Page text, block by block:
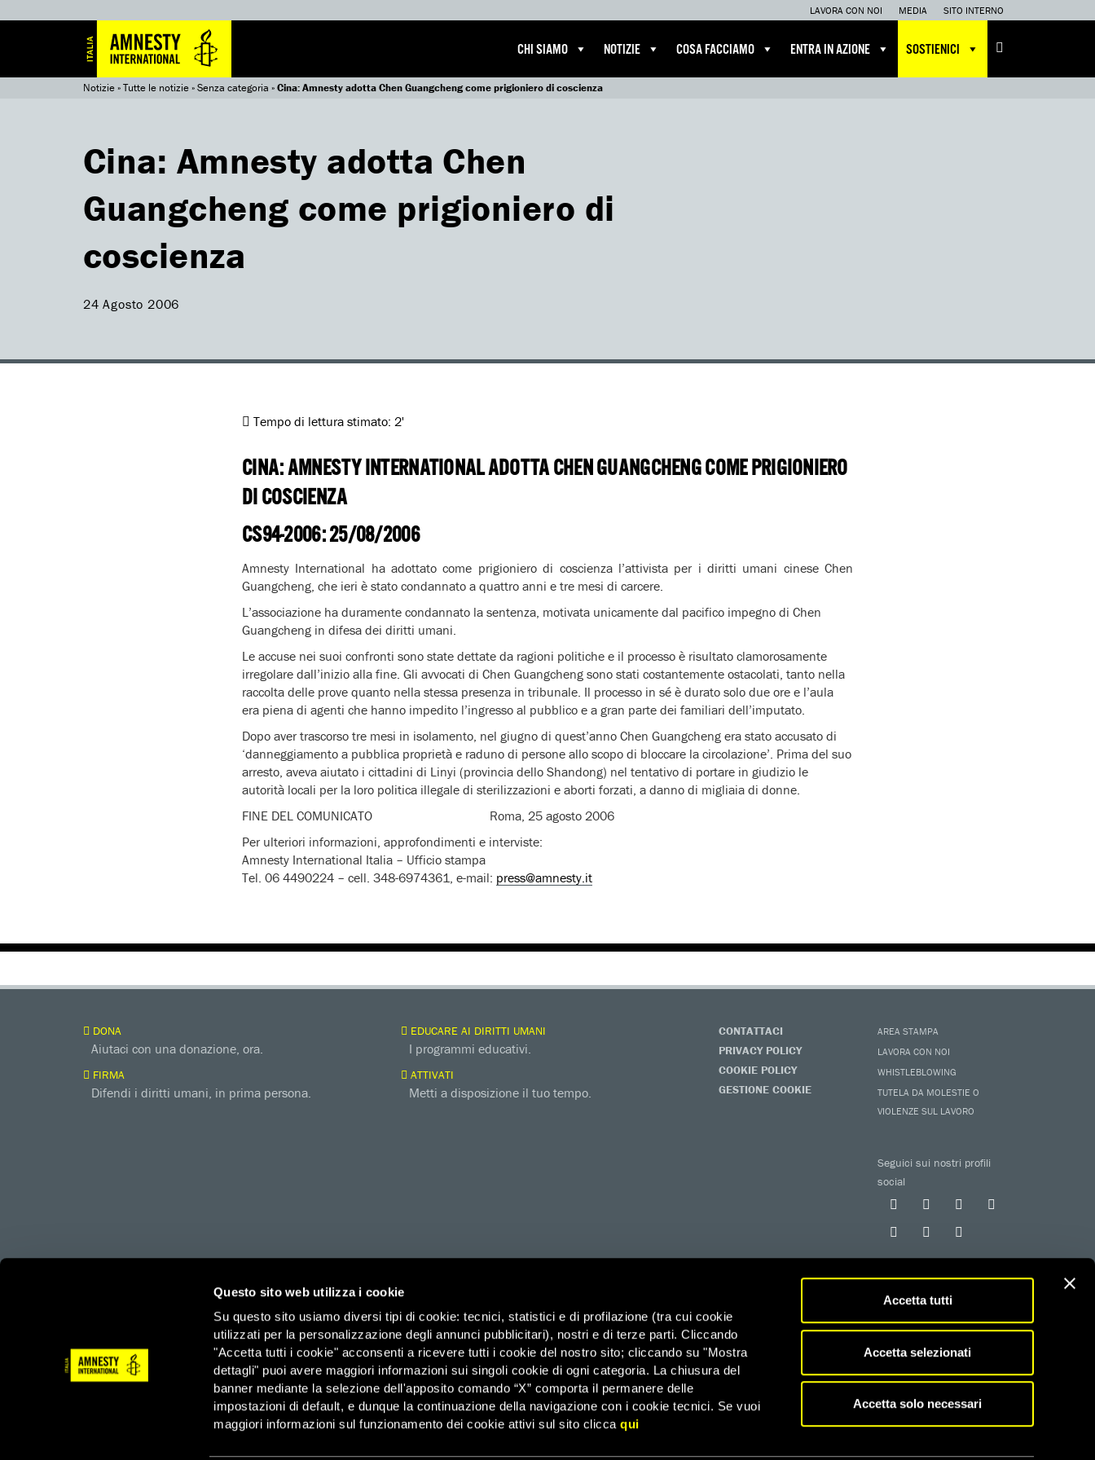
Questo sito web utilizza i cookie
Su questo sito usiamo diversi tipi di cookie: tecnici, statistici e di profilazione (tra cui cookie
utilizzati per la personalizzazione degli annunci pubblicitari), nostri e di terze parti. Cliccando
"Accetta tutti i cookie" acconsenti a ricevere tutti i cookie del nostro sito; cliccando su "Mostra
dettagli" puoi avere maggiori informazioni sui singoli cookie di ogni categoria. La chiusura del
banner mediante la selezione dell'apposito comando “X” comporta il permanere delle
impostazioni di default, e dunque la continuazione della navigazione con i cookie tecnici. Se vuoi
maggiori informazioni sul funzionamento dei cookie attivi sul sito cliccaqui
Accetta tutti
Accetta selezionati
Accetta solo necessari
LAVORA CON NOI MEDIA SITO INTERNO
CHI SIAMO NOTIZIE COSA FACCIAMO ENTRA IN AZIONE SOSTIENICI
Notizie»Tutte le notizie»Senza categoria »Cina: Amnesty adotta Chen Guangcheng come prigioniero di coscienza
Cina: Amnesty adotta Chen
Guangcheng come prigioniero di
coscienza
24 Agosto 2006
Tempo di lettura stimato: 2'
CINA: AMNESTY INTERNATIONAL ADOTTA CHEN GUANGCHENG COME PRIGIONIERO
DI COSCIENZA
CS94-2006: 25/08/2006
Amnesty International ha adottato come prigioniero di coscienza l’attivista per i diritti umani cinese Chen
Guangcheng, che ieri è stato condannato a quattro anni e tre mesi di carcere.
L’associazione ha duramente condannato la sentenza, motivata unicamente dal pacifico impegno di Chen
Guangcheng in difesa dei diritti umani.
Le accuse nei suoi confronti sono state dettate da ragioni politiche e il processo è risultato clamorosamente
irregolare dall’inizio alla fine. Gli avvocati di Chen Guangcheng sono stati costantemente ostacolati, tanto nella
raccolta delle prove quanto nella stessa presenza in tribunale. Il processo in sé è durato solo due ore e l’aula
era piena di agenti che hanno impedito l’ingresso al pubblico e a gran parte dei familiari dell’imputato.
Dopo aver trascorso tre mesi in isolamento, nel giugno di quest’anno Chen Guangcheng era stato accusato di
‘danneggiamento a pubblica proprietà e raduno di persone allo scopo di bloccare la circolazione’. Prima del suo
arresto, aveva aiutato i cittadini di Linyi (provincia dello Shandong) nel tentativo di portare in giudizio le
autorità locali per la loro politica illegale di sterilizzazioni e aborti forzati, a danno di migliaia di donne.
FINE DEL COMUNICATO Roma, 25 agosto 2006
Per ulteriori informazioni, approfondimenti e interviste:
Amnesty International Italia – Ufficio stampa
Tel. 06 4490224 – cell. 348-6974361, e-mail: press@amnesty.it
DONA
Aiutaci con una donazione, ora.
FIRMA
Difendi i diritti umani, in prima persona.
EDUCARE AI DIRITTI UMANI
I programmi educativi.
ATTIVATI
Metti a disposizione il tuo tempo.
CONTATTACI
PRIVACY POLICY
COOKIE POLICY
GESTIONE COOKIE
AREA STAMPA
LAVORA CON NOI
WHISTLEBLOWING
TUTELA DA MOLESTIE O
VIOLENZE SUL LAVORO
Seguici sui nostri profili
social
amnesty.org
Amnesty International – Sezione Italiana OdV – Via Ludovico di Savoia 2b (Spazio 3M) – 00185 Roma, Organizzazione di Volontariato iscritta al RUNTS con determinazione n. G02926 del
3/3/2023
Tel: 06 44901 – Fax: 06 4490222 – Email: info@amnesty.it – PEC: affarigenerali@pec.amnesty.it – C.F. 03031110582 –Agevolazioni fiscali
Servizio Sostenitori – Tel: 06 4490210 – Fax: 06 4490243 – Email: infoamnesty@amnesty.it – WhatsApp:
3482349345 –FAQ
© 2026 Amnesty International